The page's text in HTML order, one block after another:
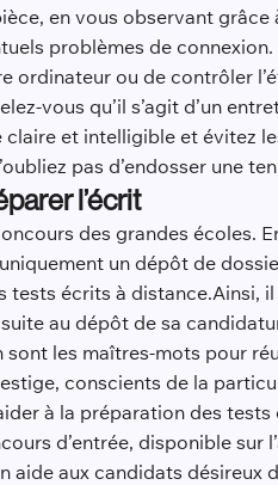
en vous observant
problèmes de
ou de contrôler
vous qu’il s’agit d’un
claire et intelligible et évitez
pas d’endosser une
l’écrit
des grandes écoles.
un dépôt de
écrits à distance.Ainsi,
au dépôt de sa
les maîtres-mots pour
conscients de la
à la préparation des tests
d’entrée, disponible sur
aux candidats désireux